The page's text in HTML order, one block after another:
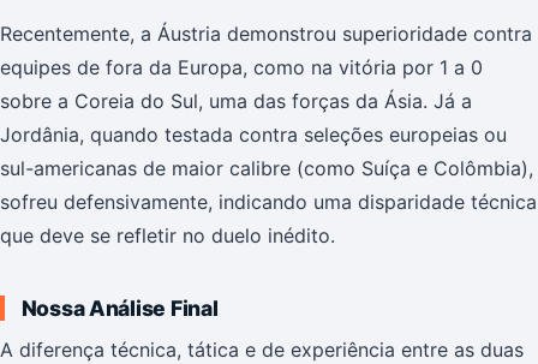
Recentemente, a Áustria demonstrou superioridade contra
equipes de fora da Europa, como na vitória por 1 a 0
sobre a Coreia do Sul, uma das forças da Ásia. Já a
Jordânia, quando testada contra seleções europeias ou
sul-americanas de maior calibre (como Suíça e Colômbia),
sofreu defensivamente, indicando uma disparidade técnica
que deve se refletir no duelo inédito.
Nossa Análise Final
A diferença técnica, tática e de experiência entre as duas